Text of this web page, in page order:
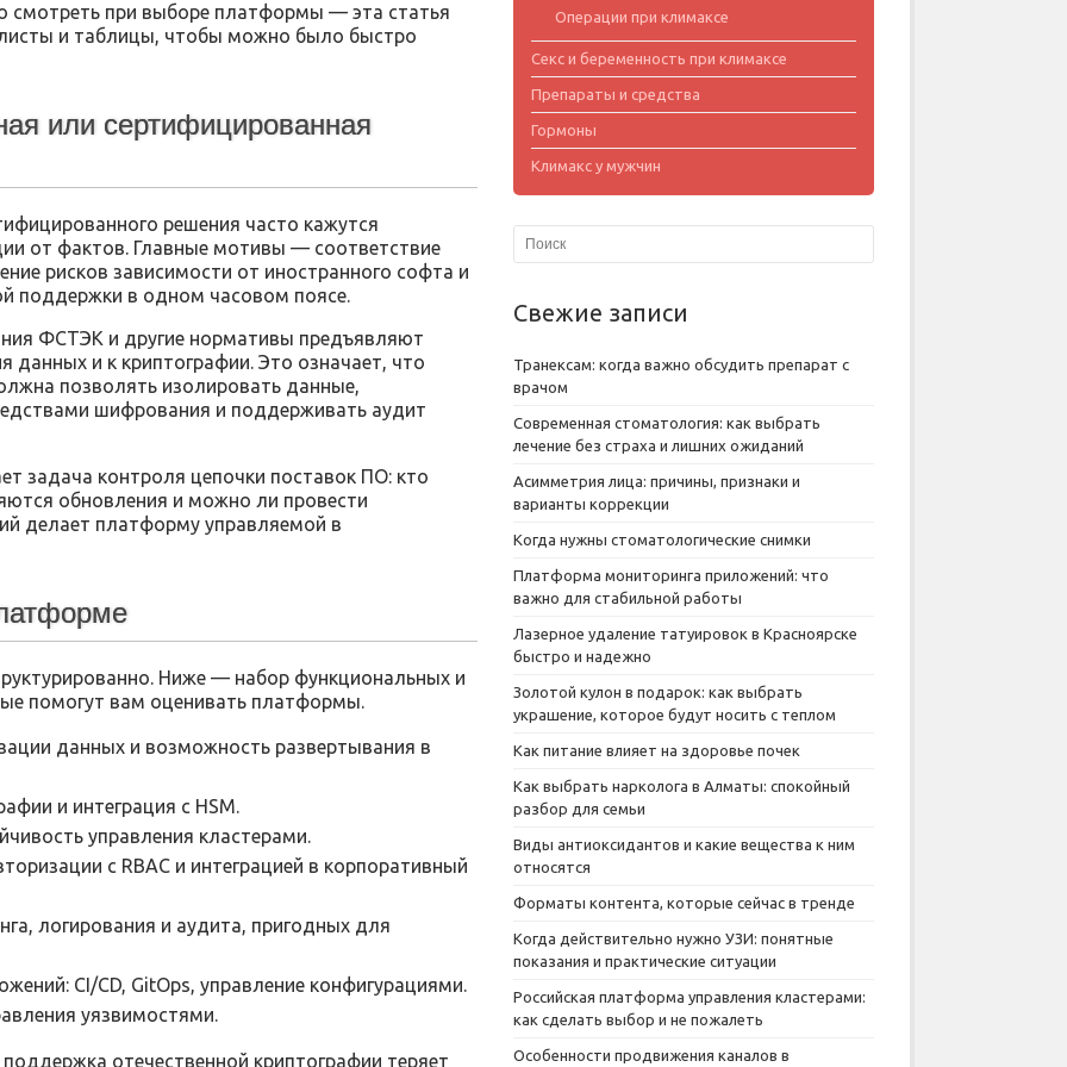
смотреть при выборе платформы — эта статья
и таблицы, чтобы можно было быстро
или сертифицированная
решения часто кажутся
от фактов. Главные мотивы — соответствие
рисков зависимости от иностранного софта и
поддержки в одном часовом поясе.
ФСТЭК и другие нормативы предъявляют
данных и к криптографии. Это означает, что
позволять изолировать данные,
шифрования и поддерживать аудит
задача контроля цепочки поставок ПО: кто
обновления и можно ли провести
делает платформу управляемой в
Ниже — набор функциональных и
помогут вам оценивать платформы.
данных и возможность развертывания в
и интеграция с HSM.
управления кластерами.
с RBAC и интеграцией в корпоративный
логирования и аудита, пригодных для
CI/CD, GitOps, управление конфигурациями.
уязвимостями.
отечественной криптографии теряет
Операции при климаксе
Секс и беременность при климаксе
Препараты и средства
Гормоны
Климакс у мужчин
Свежие записи
Транексам: когда важно обсудить препарат с
врачом
Современная стоматология: как выбрать
лечение без страха и лишних ожиданий
Асимметрия лица: причины, признаки и
варианты коррекции
Когда нужны стоматологические снимки
Платформа мониторинга приложений: что
важно для стабильной работы
Лазерное удаление татуировок в Красноярске
быстро и надежно
Золотой кулон в подарок: как выбрать
украшение, которое будут носить с теплом
Как питание влияет на здоровье почек
Как выбрать нарколога в Алматы: спокойный
разбор для семьи
Виды антиоксидантов и какие вещества к ним
относятся
Форматы контента, которые сейчас в тренде
Когда действительно нужно УЗИ: понятные
показания и практические ситуации
Российская платформа управления кластерами:
как сделать выбор и не пожалеть
Особенности продвижения каналов в